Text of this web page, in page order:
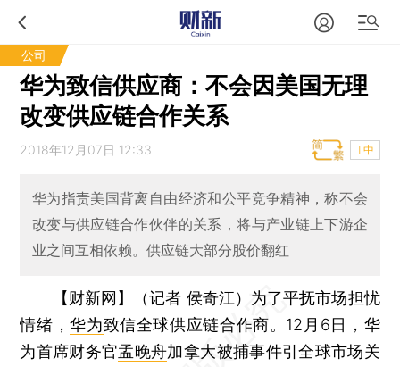
公司
华为致信供应商：不会因美国无理
改变供应链合作关系
2018年12月07日 12:33 T中
华为指责美国背离自由经济和公平竞争精神，称不会
改变与供应链合作伙伴的关系，将与产业链上下游企
业之间互相依赖。供应链大部分股价翻红
【财新网】（记者 侯奇江） 为了平抚市场担忧
情绪，华为致信全球供应链合作商。12月6日，华
为首席财务官孟晚舟加拿大被捕事件引全球市场关